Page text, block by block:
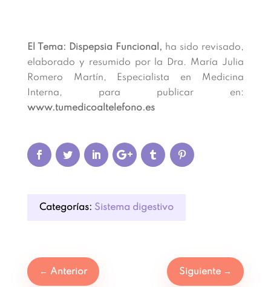
El Tema: Dispepsia Funcional, ha sido revisado,
elaborado y resumido por la Dra. María Julia
Romero Martín, Especialista en Medicina
Interna, para publicar en:
www.tumedicoaltelefono.es
Categorías: Sistema digestivo
← Anterior Siguiente →